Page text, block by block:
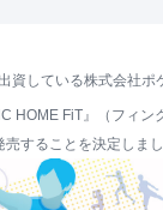
資している株式会社ポ
HOME FiT』（フィン
することを決定しまし